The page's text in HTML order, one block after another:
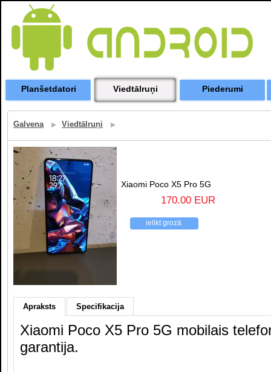
Planšetdatori Viedtālruņi Piederumi
Galvena Viedtālruņi
Xiaomi Poco X5 Pro 5G
170.00 EUR
ielikt grozā
Apraksts Specifikacija
Xiaomi Poco X5 Pro 5G mobilais
garantija.